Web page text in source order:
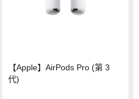
【Apple】AirPods Pro (第 3
代)